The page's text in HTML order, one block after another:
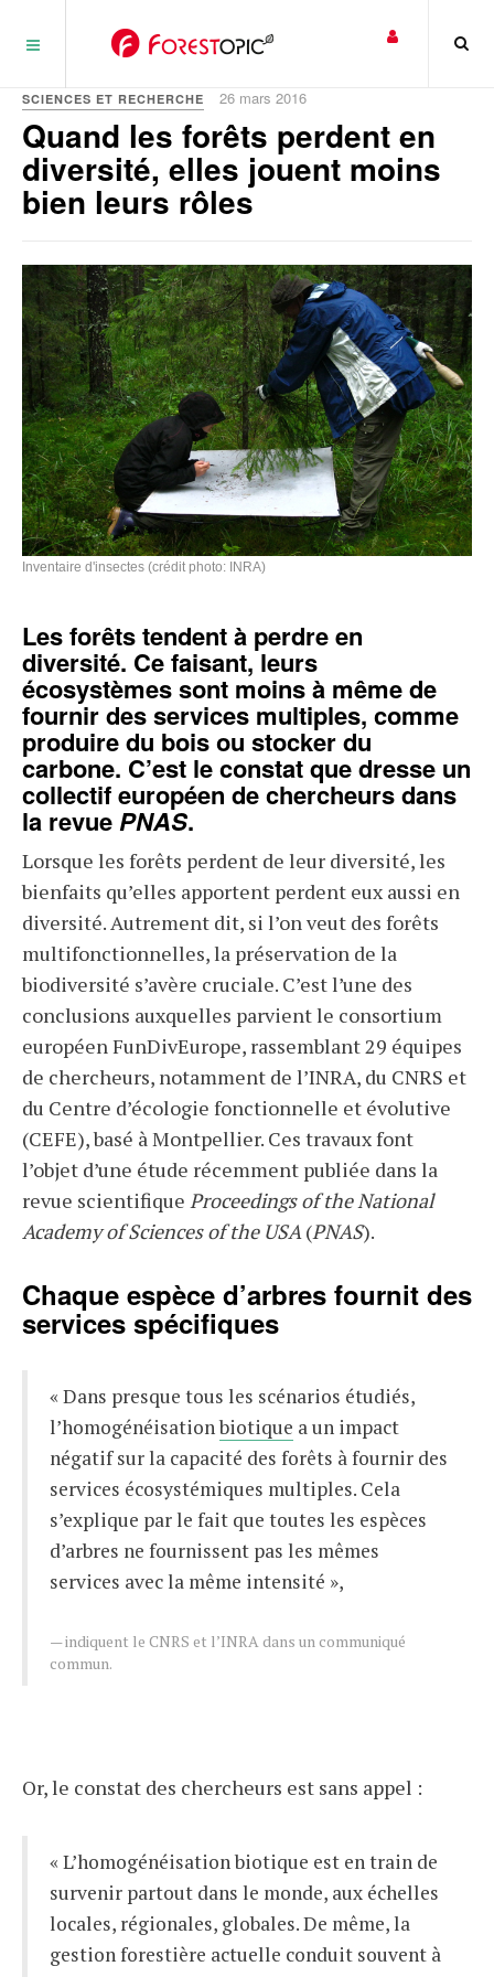
SCIENCES ET RECHERCHE 26 mars 2016
Quand les forêts perdent en
diversité, elles jouent moins
bien leurs rôles
Inventaire d'insectes (crédit photo: INRA)
Les forêts tendent à perdre en
diversité. Ce faisant, leurs
écosystèmes sont moins à même de
fournir des services multiples, comme
produire du bois ou stocker du
carbone. C’est le constat que dresse un
collectif européen de chercheurs dans
la revuePNAS.
Lorsque les forêts perdent de leur diversité, les
bienfaits qu’elles apportent perdent eux aussi en
diversité. Autrement dit, si l’on veut des forêts
multifonctionnelles, la préservation de la
biodiversité s’avère cruciale. C’est l’une des
conclusions auxquelles parvient le consortium
européen FunDivEurope, rassemblant 29 équipes
de chercheurs, notamment de l’INRA, du CNRS et
du Centre d’écologie fonctionnelle et évolutive
(CEFE), basé à Montpellier. Ces travaux font
l’objet d’une étude récemment publiée dans la
revue scientifique Proceedings of the National
Academy of Sciences of the USA(PNAS).
Chaque espèce d’arbres fournit des
services spécifiques
« Dans presque tous les scénarios étudiés,
l’homogénéisationbiotique a un impact
négatif sur la capacité des forêts à fournir des
services écosystémiques multiples. Cela
s’explique par le fait que toutes les espèces
d’arbres ne fournissent pas les mêmes
services avec la même intensité »,
indiquent le CNRS et l’INRA dans un communiqué
commun.
Or, le constat des chercheurs est sans appel :
« L’homogénéisation biotique est en train de
survenir partout dans le monde, aux échelles
locales, régionales, globales. De même, la
gestion forestière actuelle conduit souvent à